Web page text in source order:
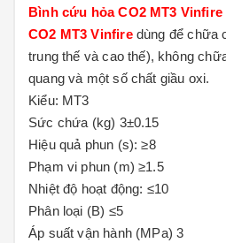
Bình cứu hỏa CO2 MT3 Vinfire
CO2 MT3 Vinfire dùng để chữa
trung thế và cao thế), không
quang và một số chất giầu oxi.
Kiểu: MT3
Sức chứa (kg) 3±0.15
Hiệu quả phun (s): ≥8
Phạm vi phun (m) ≥1.5
Nhiệt độ hoạt động: ≤10
Phân loại (B) ≤5
Áp suất vận hành (MPa) 3